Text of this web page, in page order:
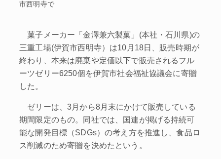
市西明寺で
菓子メーカー「金澤兼六製菓」(本社・石川県)の
三重工場(伊賀市西明寺）は10月18日、販売時期が
終わり、本来は廃棄や定価以下で販売されるフル
ーツゼリー6250個を伊賀市社会福祉協議会に寄贈
した。
ゼリーは、3月から8月末にかけて販売している
期間限定のもの。同社では、国連が掲げる持続可
能な開発目標（SDGs）の考え方を推進し、食品ロ
ス削減のため寄贈を決めたという。